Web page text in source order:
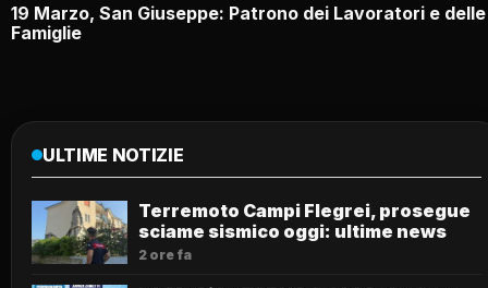
19 Marzo, San Giuseppe: Patrono dei Lavoratori e delle
Famiglie
ULTIME NOTIZIE
Terremoto Campi Flegrei, prosegue
sciame sismico oggi: ultime news
2 ore fa